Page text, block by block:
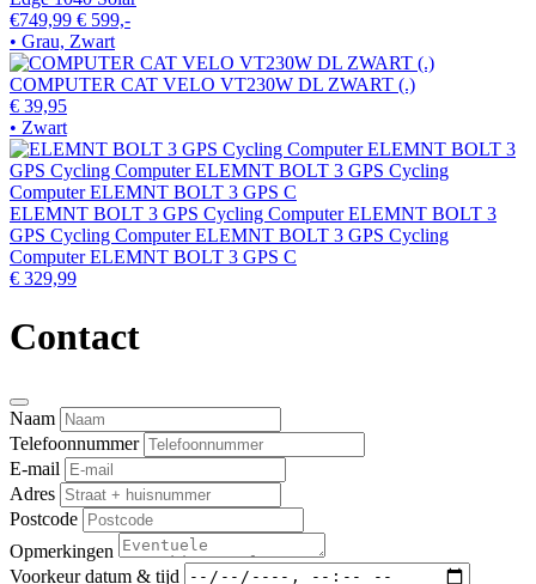
€749,99 € 599,-
• Grau, Zwart
COMPUTER CAT VELO VT230W DL ZWART (.)
€ 39,95
• Zwart
ELEMNT BOLT 3 GPS Cycling Computer ELEMNT BOLT 3
GPS Cycling Computer ELEMNT BOLT 3 GPS Cycling
Computer ELEMNT BOLT 3 GPS C
€ 329,99
Contact
Naam
Telefoonnummer
E-mail
Adres
Postcode
Opmerkingen
Voorkeur datum & tijd